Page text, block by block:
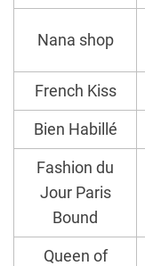
Nana shop
French Kiss
Bien Habillé
Fashion du
Jour Paris
Bound
Queen of